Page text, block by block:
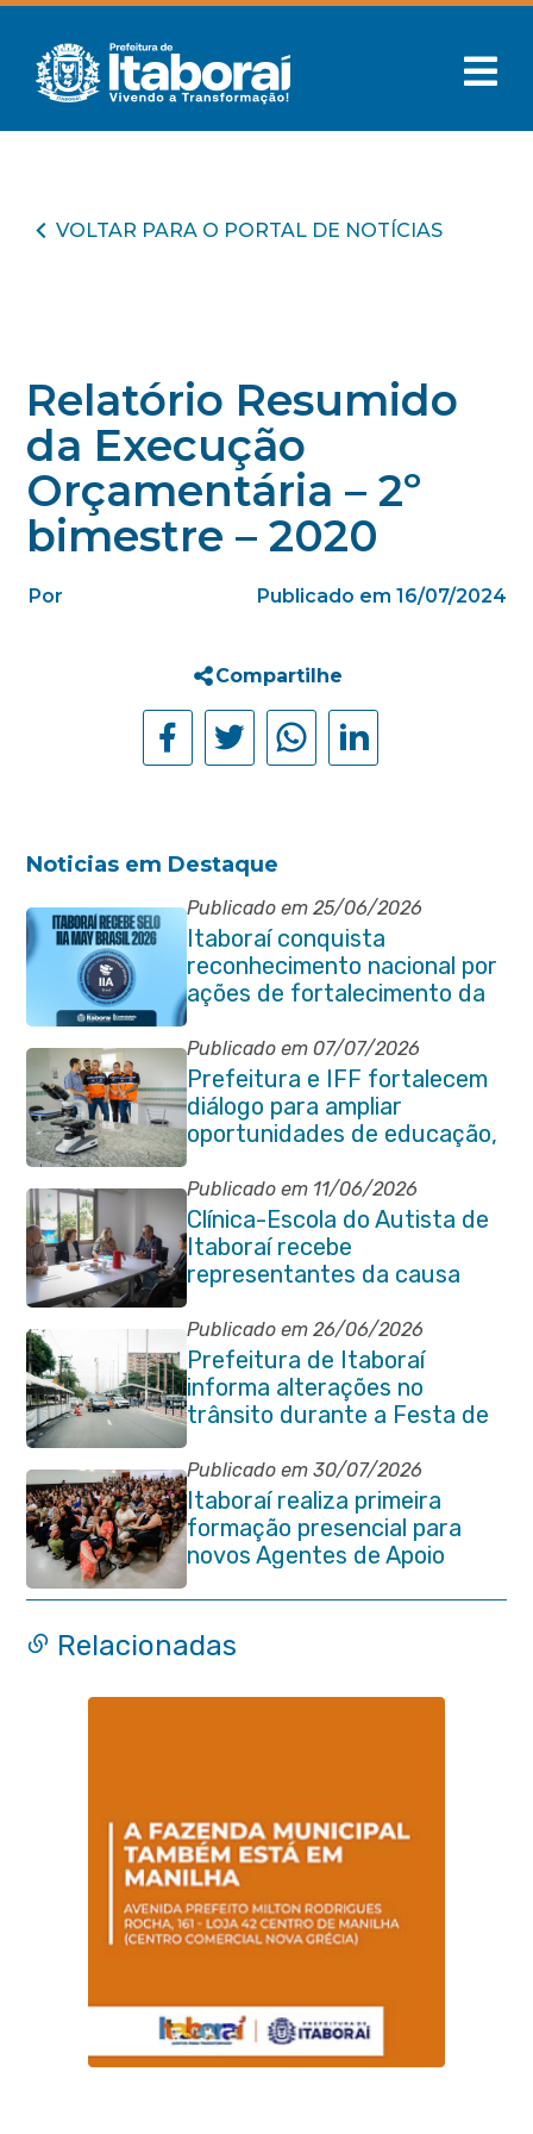
VOLTAR PARA O PORTAL DE NOTÍCIAS
Relatório Resumido
da Execução
Orçamentária – 2º
bimestre – 2020
Por Publicado em 16/07/2024
Compartilhe
Noticias em Destaque
Publicado em 25/06/2026
Itaboraí conquista
reconhecimento nacional por
ações de fortalecimento da
Auditoria Interna
Publicado em 07/07/2026
Prefeitura e IFF fortalecem
diálogo para ampliar
oportunidades de educação,
ciência e inovação em
Itaboraí
Publicado em 11/06/2026
Clínica-Escola do Autista de
Itaboraí recebe
representantes da causa
atípica de Santa Catarina
Publicado em 26/06/2026
Prefeitura de Itaboraí
informa alterações no
trânsito durante a Festa de
São Pedro Apóstolo
Publicado em 30/07/2026
Itaboraí realiza primeira
formação presencial para
novos Agentes de Apoio
Escolar
Relacionadas